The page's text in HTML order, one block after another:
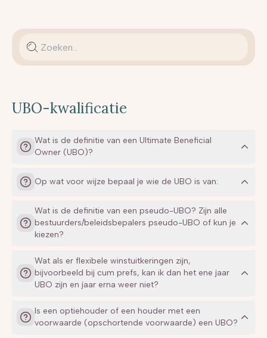
UBO-kwalificatie
Wat is de definitie van een Ultimate Beneficial
Owner (UBO)?
Op wat voor wijze bepaal je wie de UBO is van:
een STAK
een CV. Wat als er geen CV contract is?
Wat is de definitie van een pseudo-UBO? Zijn alle
bestuurders/beleidsbepalers pseudo-UBO of kun je
kiezen?
Wat als er flexibele winstuitkeringen zijn,
bijvoorbeeld bij cum prefs, kan ik dan het ene jaar
UBO zijn en jaar erna weer niet?
Is een optiehouder of een houder met een
voorwaarde (opschortende voorwaarde) een UBO?